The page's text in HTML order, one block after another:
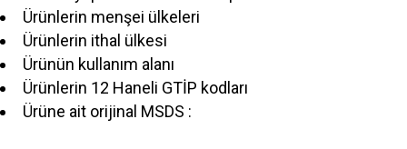
Ürünlerin menşei ülkeleri
Ürünlerin ithal ülkesi
Ürünün kullanım alanı
Ürünlerin 12 Haneli GTİP kodları
Ürüne ait orijinal MSDS :